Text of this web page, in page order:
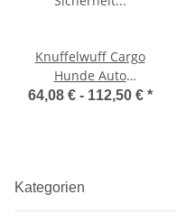
Knuffelwuff Cargo
Hunde Auto
Transportbox Sicherheit
64,08 € - 112,50 € *
Kategorien